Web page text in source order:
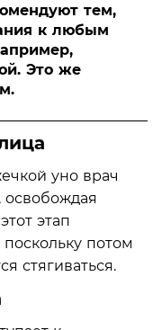
тем,
к любым
Это же
уно врач
этап
потом
стягиваться.